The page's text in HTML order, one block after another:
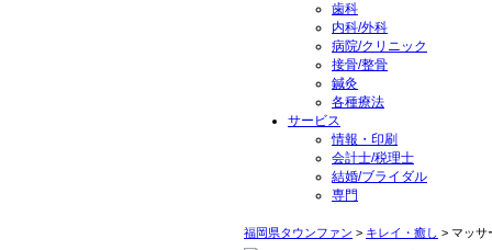
歯科
内科/外科
病院/クリニック
接骨/整骨
鍼灸
各種療法
サービス
情報・印刷
会計士/税理士
結婚/ブライダル
専門
福岡県タウンファン > キレイ・癒し > マッサ